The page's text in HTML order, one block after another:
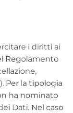
i diritti ai
Regolamento
Per la tipologia
ha nominato
Dati. Nel caso